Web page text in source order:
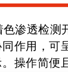
渗透检测
作用，可
操作简便